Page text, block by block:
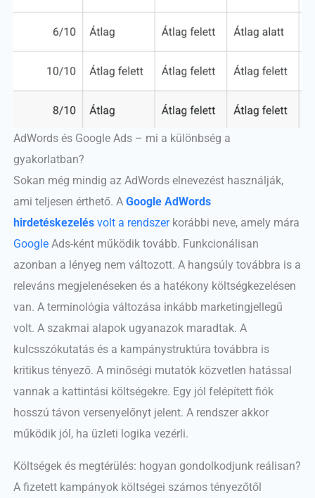
AdWords és Google Ads – mi a különbség a
gyakorlatban?
Sokan még mindig az AdWords elnevezést használják,
ami teljesen érthető. A Google AdWords
hirdetéskezelésvolt a rendszerkorábbi neve, amely mára
GoogleAds-ként működik tovább. Funkcionálisan
azonban a lényeg nem változott. A hangsúly továbbra is a
releváns megjelenéseken és a hatékony költségkezelésen
van. A terminológia változása inkább marketingjellegű
volt. A szakmai alapok ugyanazok maradtak. A
kulcsszókutatás és a kampánystruktúra továbbra is
kritikus tényező. A minőségi mutatók közvetlen hatással
vannak a kattintási költségekre. Egy jól felépített fiók
hosszú távon versenyelőnyt jelent. A rendszer akkor
működik jól, ha üzleti logika vezérli.
Költségek és megtérülés: hogyan gondolkodjunk reálisan?
A fizetett kampányok költségei számos tényezőtől